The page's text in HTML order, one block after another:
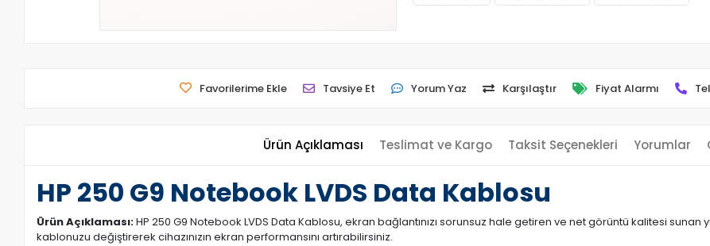
Favorilerime Ekle Tavsiye Et Yorum Yaz Karşılaştır Fiyat Alarmı
Ürün Açıklaması Teslimat ve Kargo Taksit Seçenekleri Yorumlar
HP 250 G9 Notebook LVDS Data Kablosu
Ürün Açıklaması:HP 250 G9 Notebook LVDS Data Kablosu, ekran bağlantınızı sorunsuz hale getiren ve net görüntü kalitesi sunan
kablonuzu değiştirerek cihazınızın ekran performansını artırabilirsiniz.